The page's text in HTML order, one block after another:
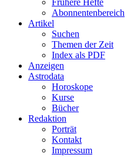
Frühere Hefte
Abonnentenbereich
Artikel
Suchen
Themen der Zeit
Index als PDF
Anzeigen
Astrodata
Horoskope
Kurse
Bücher
Redaktion
Porträt
Kontakt
Impressum